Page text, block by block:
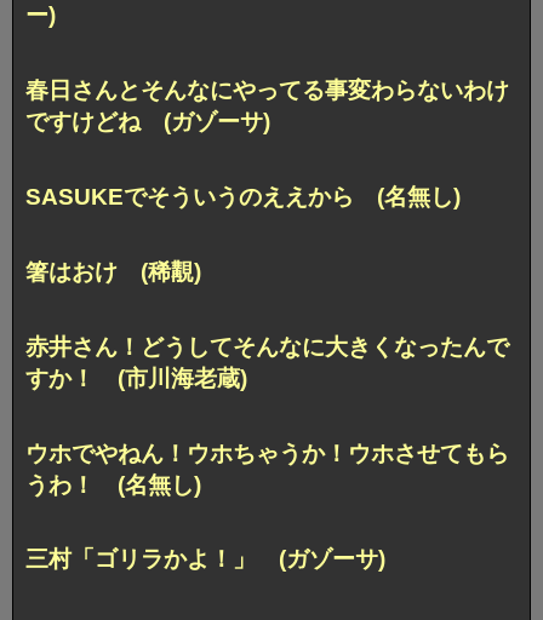
ー)
春日さんとそんなにやってる事変わらないわけ
ですけどね (ガゾーサ)
SASUKEでそういうのええから (名無し)
箸はおけ (稀覯)
赤井さん！どうしてそんなに大きくなったんで
すか！ (市川海老蔵)
ウホでやねん！ウホちゃうか！ウホさせてもら
うわ！ (名無し)
三村「ゴリラかよ！」 (ガゾーサ)